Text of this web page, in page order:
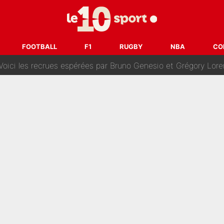
FOOTBALL F1 RUGBY NBA
le PSG : Un gros club étranger prêt à relancer le feuilleton pour la
: Les révélations de la famille Zidane sur sa prise de
les recrues espérées par Bruno Genesio et Grégory